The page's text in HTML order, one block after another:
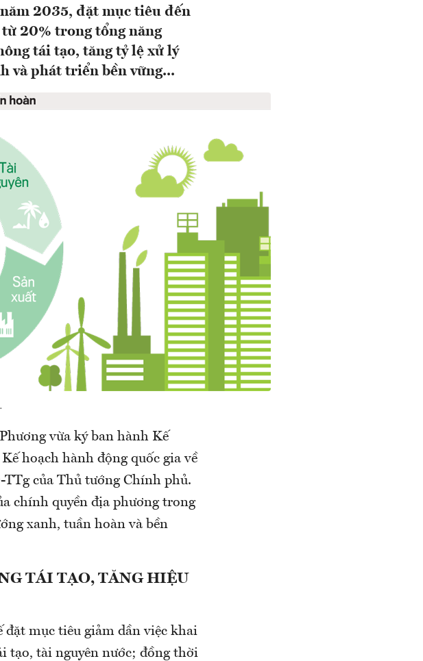
2035, đặt mục tiêu đến
20% trong tổng năng
tái tạo, tăng tỷ lệ xử lý
và phát triển bền vững...
vừa ký ban hành Kế
hoạch hành động quốc gia về
của Thủ tướng Chính phủ.
chính quyền địa phương trong
xanh, tuần hoàn và bền
TÁI TẠO, TĂNG HIỆU
đặt mục tiêu giảm dần việc khai
tạo, tài nguyên nước; đồng thời